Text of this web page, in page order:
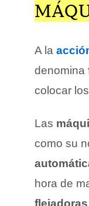
A la
denomina
colocar
Las
como su
hora de